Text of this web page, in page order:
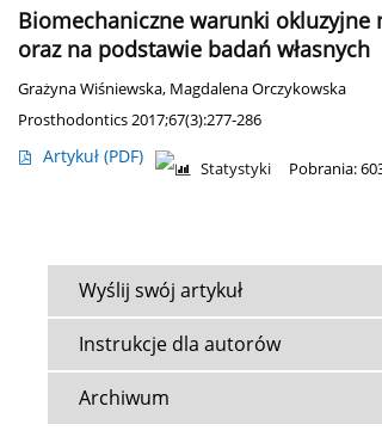
Biomechaniczne warunki
oraz na podstawie badań własnych
Grażyna Wiśniewska, Magdalena Orczykowska
Prosthodontics 2017;67(3):277-286
Artykuł (PDF)
Statystyki Pobrania:
Wyślij swój artykuł
Instrukcje dla autorów
Archiwum